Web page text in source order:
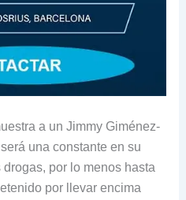
a un Jimmy Giménez-
una constante en su
por lo menos hasta
por llevar encima